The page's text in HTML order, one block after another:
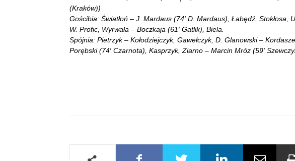
(Kraków))
Gościbia: Światłoń – J. Mardaus (74′ D. Mardaus), Łabędź, Stokłosa,
W. Profic, Wyrwała – Boczkaja (61′ Gatlik), Biela.
Spójnia: Pietrzyk – Kołodziejczyk, Gawełczyk, D. Glanowski –
Porębski (74′ Czarnota), Kasprzyk, Ziarno – Marcin Mróz (59′